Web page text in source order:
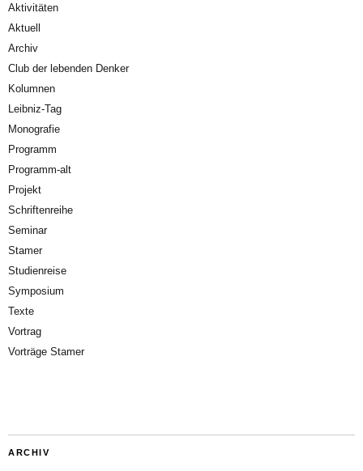
Aktivitäten
Aktuell
Archiv
Club der lebenden Denker
Kolumnen
Leibniz-Tag
Monografie
Programm
Programm-alt
Projekt
Schriftenreihe
Seminar
Stamer
Studienreise
Symposium
Texte
Vortrag
Vorträge Stamer
ARCHIV